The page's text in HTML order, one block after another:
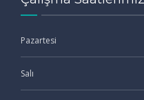
Pazartesi
Salı